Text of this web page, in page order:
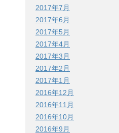
2017年7月
2017年6月
2017年5月
2017年4月
2017年3月
2017年2月
2017年1月
2016年12月
2016年11月
2016年10月
2016年9月